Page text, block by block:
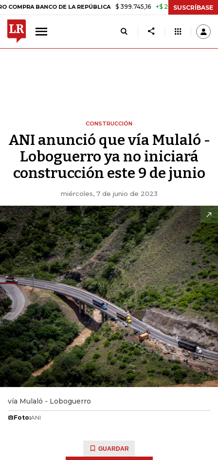
BANCO DE LA REPÚBLICA $ 399.745,16 +$ 2.295,71 +0,58% TASA
SUSCRÍBASE
CONSTRUCCIÓN
ANI anunció que vía Mulaló -
Loboguerro ya no iniciará
construcción este 9 de junio
miércoles, 7 de junio de 2023
vía Mulaló - Loboguerro
Foto:ANI
GUARDAR